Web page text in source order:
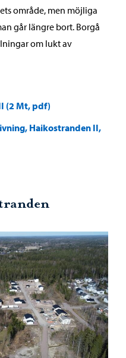
område, men möjliga
går längre bort. Borgå
om lukt av
(2 Mt, pdf)
Haikostranden II,